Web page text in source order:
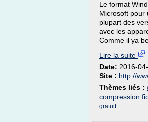
Le format
Microsoft pour
plupart des
avec les
Comme il ya
Lire la suite
Date: 2016-
Site : http://
Thèmes liés :
compression
gratuit